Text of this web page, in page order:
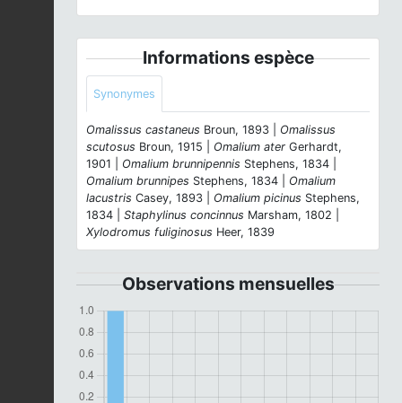
Informations espèce
Synonymes
Omalissus castaneus Broun, 1893 | Omalissus
scutosus Broun, 1915 | Omalium ater Gerhardt,
1901 | Omalium brunnipennis Stephens, 1834 |
Omalium brunnipes Stephens, 1834 | Omalium
lacustris Casey, 1893 | Omalium picinus Stephens,
1834 | Staphylinus concinnus Marsham, 1802 |
Xylodromus fuliginosus Heer, 1839
Observations mensuelles